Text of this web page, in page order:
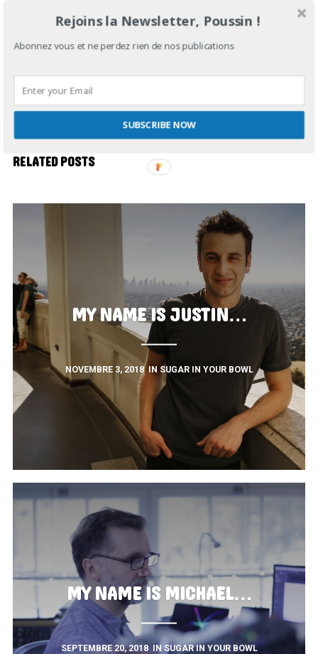
navigation
PREV
NEXT
RELATED POSTS
MY NAME IS JUSTIN…
NOVEMBRE 3, 2018 IN SUGAR IN YOUR BOWL
MY NAME IS MICHAEL…
SEPTEMBRE 20, 2018 IN SUGAR IN YOUR BOWL
Rejoins la Newsletter, Poussin !
Abonnez vous et ne perdez rien de nos publications
SUBSCRIBE NOW